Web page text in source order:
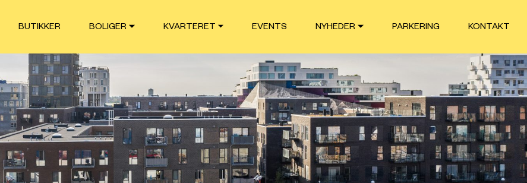
BUTIKKER BOLIGER KVARTERET EVENTS NYHEDER PARKERING KONTAKT